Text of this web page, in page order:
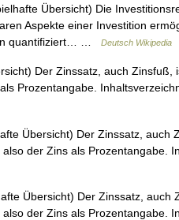
Übersicht) Die
Aspekte einer Investition
quantifiziert… …
Deutsch Wikipedia
Der Zinssatz, auch Zinsfuß,
Prozentangabe.
Übersicht) Der Zinssatz, auch
der Zins als Prozentangabe.
Übersicht) Der Zinssatz, auch
der Zins als Prozentangabe.